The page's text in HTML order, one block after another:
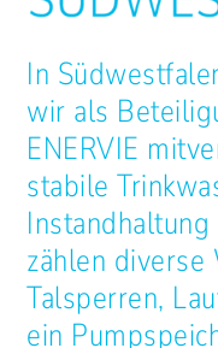
In
wir als
ENERVIE
stabile
zählen
Talsperren,
ein